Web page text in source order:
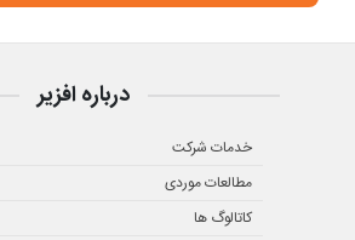
درباره افزیر
خدمات شرکت
مطالعات موردی
کاتالوگ ها